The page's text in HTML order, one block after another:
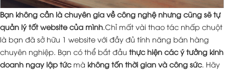
Bạn không cần là chuyên gia về công nghệ nhưng cũng sẽ tự
quản lý tốt website của mình .Chỉ mất vài thao tác nhấp chuột
là bạn đã sở hữu 1 website với đầy đủ tính năng bán hàng
chuyên nghiệp. Bạn có thể bắt đầu thực hiện các ý tưởng kinh
doanh ngay lập tứcmà không tốn thời gian và công sức. Hãy